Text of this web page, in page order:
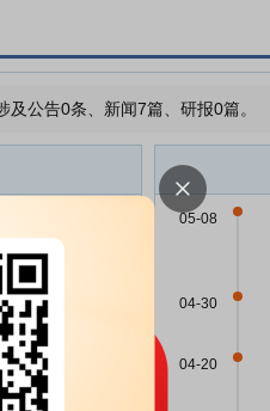
公告0条、新闻7篇、研报0篇。
东股份解除
度业绩预告
公司对外投
展公告
05-08
04-30
04-20